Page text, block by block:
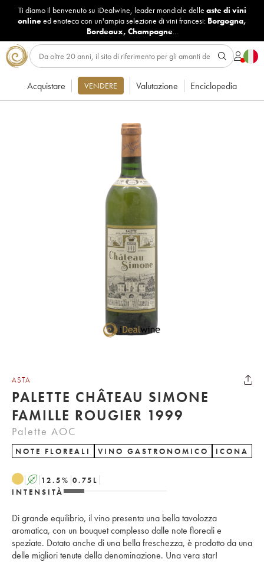
Ti diamo il benvenuto su iDealwine, leader mondiale delle aste di vini
onlineed enoteca con un'ampia selezione di vini francesi: Borgogna,
Bordeaux, Champagne...
Acquistare VENDERE Valutazione Enciclopedia
ASTA
PALETTE CHÂTEAU SIMONE
FAMILLE ROUGIER 1999
Palette AOC
NOTE FLOREALI VINO GASTRONOMICO ICONA
A 12.5% 0.75 L
INTENSITÀ
Di grande equilibrio, il vino presenta una bella tavolozza
aromatica, con un bouquet complesso dalle note floreali e
speziate. Dotato anche di una bella freschezza, è prodotto da una
delle migliori tenute della denominazione. Una vera star!